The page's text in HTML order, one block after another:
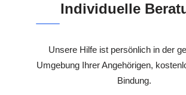
Individuelle
Unsere Hilfe ist persönlich in der
Umgebung Ihrer Angehörigen,
Bindung.